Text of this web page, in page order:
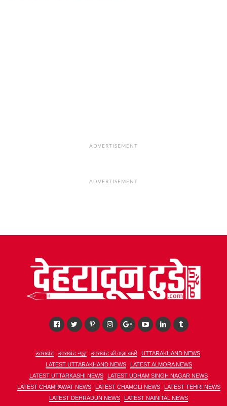
ADVERTISEMENT
ADVERTISEMENT
उत्तराखंड उत्तराखंड न्यूज़ उत्तराखंड की ताज़ा खबरें
UTTARAKHAND NEWS
LATEST UTTARAKHAND NEWS
LATEST ALMORA NEWS
LATEST UTTARKASHI NEWS
LATEST UDHAM SINGH NAGAR NEWS
LATEST CHAMPAWAT NEWS
LATEST CHAMOLI NEWS
LATEST TEHRI NEWS
LATEST DEHRADUN NEWS
LATEST NAINITAL NEWS